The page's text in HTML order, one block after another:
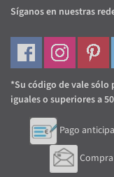
Síganos en nuestras
*Su código de vale
iguales o superiores a
Pago